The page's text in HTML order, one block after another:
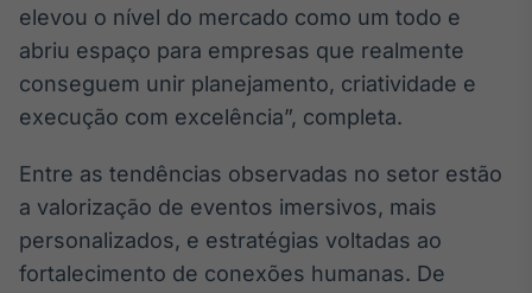
elevou o nível do mercado como um todo e
abriu espaço para empresas que realmente
conseguem unir planejamento, criatividade e
execução com excelência”, completa.
Entre as tendências observadas no setor estão
a valorização de eventos imersivos, mais
personalizados, e estratégias voltadas ao
fortalecimento de conexões humanas. De